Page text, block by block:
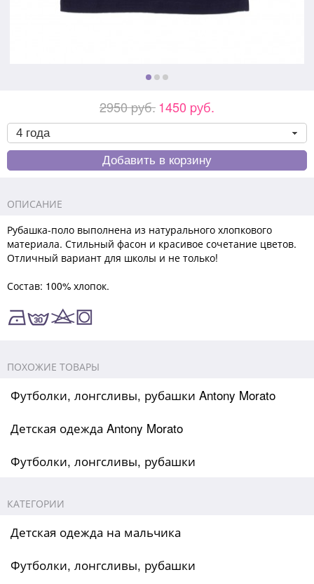
2950 pуб.1450 pуб.
ОПИСАНИЕ
Рубашка-поло выполнена из натурального хлопкового
материала. Стильный фасон и красивое сочетание цветов.
Отличный вариант для школы и не только!
Состав: 100% хлопок.
ПОХОЖИЕ ТОВАРЫ
Футболки, лонгсливы, рубашки Antony Morato
Детская одежда Antony Morato
Футболки, лонгсливы, рубашки
КАТЕГОРИИ
Детская одежда на мальчика
Футболки, лонгсливы, рубашки